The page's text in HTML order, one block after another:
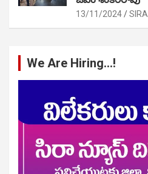
13/11/2024
We Are Hiring…!